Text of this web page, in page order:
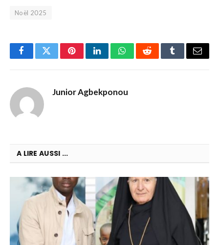
Noël 2025
FacebookTwitterPinterestLinkedInWhatsAppRedditTumblrEmail
Junior Agbekponou
A LIRE AUSSI ...